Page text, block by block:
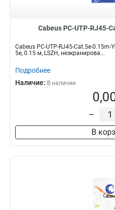
Cabeus PC-UTP-RJ45-
Cabeus PC-UTP-RJ45-Cat.5e-0.15m-
5e, 0.15 м, LSZH, неэкранирова...
Подробнее
Наличие: В наличии
–
В